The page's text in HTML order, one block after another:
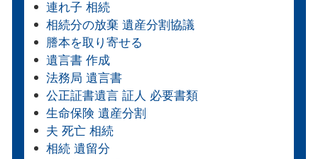
連れ子 相続
相続分の放棄 遺産分割協議
謄本を取り寄せる
遺言書 作成
法務局 遺言書
公正証書遺言 証人 必要書類
生命保険 遺産分割
夫 死亡 相続
相続 遺留分